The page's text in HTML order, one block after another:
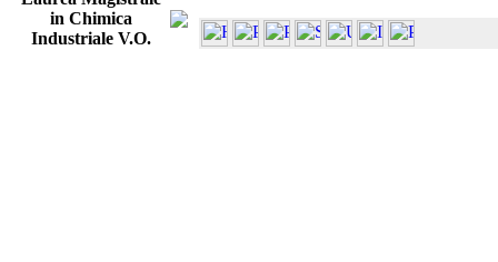
in Chimica
Industriale V.O.